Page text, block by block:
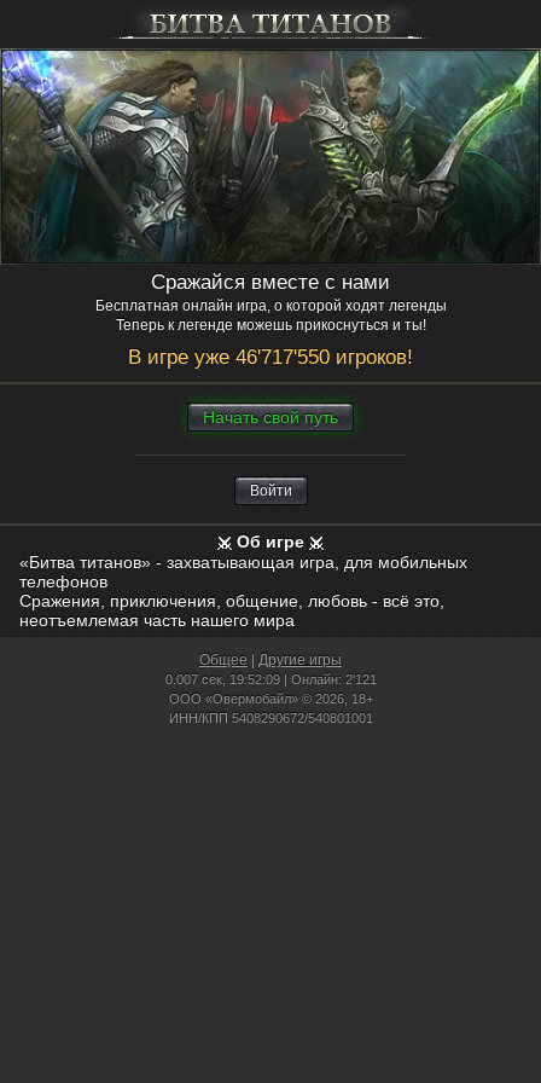
Сражайся вместе с нами
Бесплатная онлайн игра, о которой ходят легенды
Теперь к легенде можешь прикоснуться и ты!
В игре уже 46'717'550 игроков!
Нaчaть свой путь
Войти
Об игре
«Битва титанов» - захватывающая игра, для мобильных
телефонов
Сражения, приключения, общение, любовь - всё это,
неотъемлемая часть нашего мира
Общее Другие игры
0.007 сек, 19:52:09 | Онлайн: 2'121
ООО «Овермобайл» © 2026, 18+
ИНН/КПП 5408290672/540801001